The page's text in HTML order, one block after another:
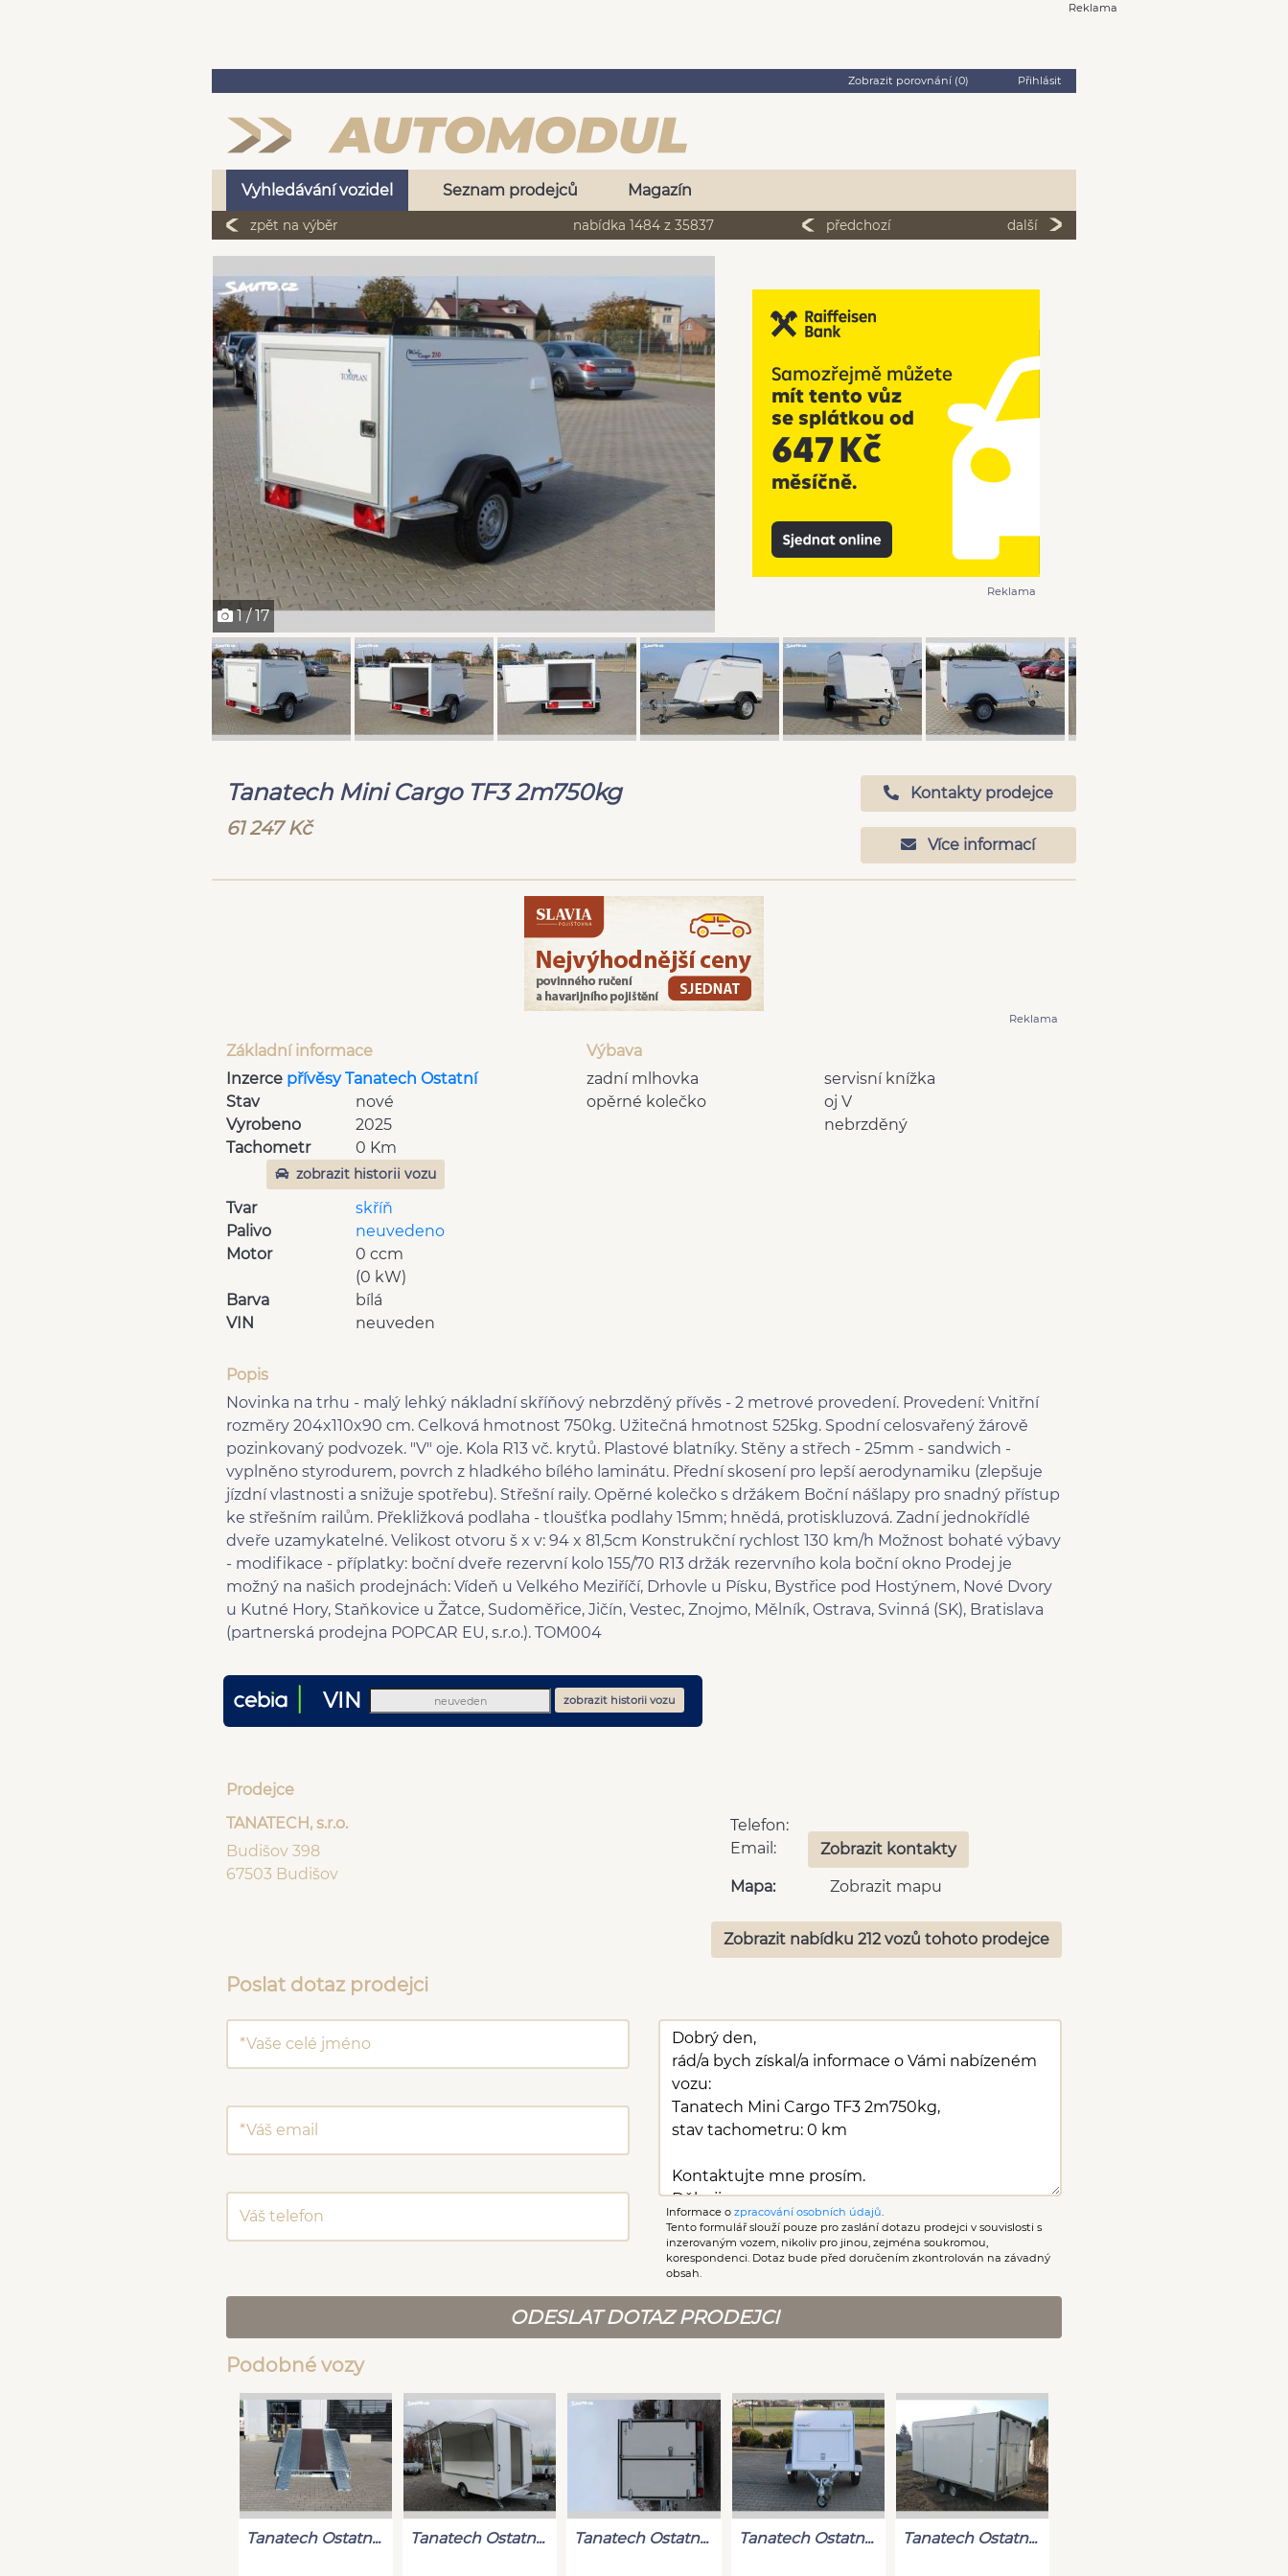
Reklama
Zobrazit porovnání (0) Přihlásit
Vyhledávání vozidel Seznam prodejců Magazín
zpět na výběr nabídka 1484 z 35837 předchozí další
1 / 17
Reklama
Tanatech Mini Cargo TF3 2m750kg
61 247 Kč
Kontakty prodejce
Více informací
Reklama
Základní informace
Inzerce přívěsy Tanatech Ostatní
Stav
nové
Vyrobeno
2025
Tachometr
0 Km
zobrazit historii vozu
Tvar
skříň
Palivo
neuvedeno
Motor
0 ccm
(0 kW)
Barva
bílá
VIN
neuveden
Výbava
servisní knížka
zadní mlhovka
oj V
opěrné kolečko
nebrzděný
Popis
Novinka na trhu - malý lehký nákladní skříňový nebrzděný přívěs - 2 metrové provedení. Provedení: Vnitřní
rozměry 204x110x90 cm. Celková hmotnost 750kg. Užitečná hmotnost 525kg. Spodní celosvařený žárově
pozinkovaný podvozek. "V" oje. Kola R13 vč. krytů. Plastové blatníky. Stěny a střech - 25mm - sandwich -
vyplněno styrodurem, povrch z hladkého bílého laminátu. Přední skosení pro lepší aerodynamiku (zlepšuje
jízdní vlastnosti a snižuje spotřebu). Střešní raily. Opěrné kolečko s držákem Boční nášlapy pro snadný přístup
ke střešním railům. Překližková podlaha - tloušťka podlahy 15mm; hnědá, protiskluzová. Zadní jednokřídlé
dveře uzamykatelné. Velikost otvoru š x v: 94 x 81,5cm Konstrukční rychlost 130 km/h Možnost bohaté výbavy
- modifikace - příplatky: boční dveře rezervní kolo 155/70 R13 držák rezervního kola boční okno Prodej je
možný na našich prodejnách: Vídeň u Velkého Meziříčí, Drhovle u Písku, Bystřice pod Hostýnem, Nové Dvory
u Kutné Hory, Staňkovice u Žatce, Sudoměřice, Jičín, Vestec, Znojmo, Mělník, Ostrava, Svinná (SK), Bratislava
(partnerská prodejna POPCAR EU, s.r.o.). TOM004
VIN zobrazit historii vozu
Prodejce
TANATECH, s.r.o.
Budišov 398
67503 Budišov
Telefon:
Email:
Zobrazit kontakty
Mapa: Zobrazit mapu
Zobrazit nabídku 212 vozů tohoto prodejce
Poslat dotaz prodejci
Informace o zpracování osobních údajů
Tento formulář slouží pouze pro zaslání dotazu prodejci v souvislosti s
inzerovaným vozem, nikoliv pro jinou, zejména soukromou,
korespondenci. Dotaz bude před doručením zkontrolován na závadný
obsah.
ODESLAT DOTAZ PRODEJCI
Podobné vozy
Tanatech Ostatn... Tanatech Ostatn... Tanatech Ostatn... Tanatech Ostatn... Tanatech Ostatn...